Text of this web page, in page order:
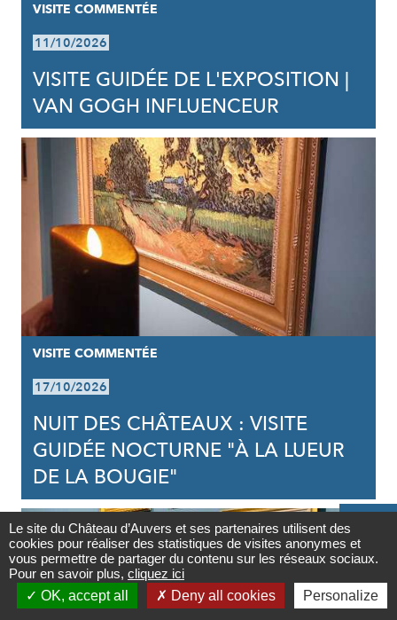
Contact

Newsletter
VISITE COMMENTÉE
11/10/2026
VISITE GUIDÉE DE L'EXPOSITION |
VAN GOGH INFLUENCEUR
VISITE COMMENTÉE
17/10/2026
NUIT DES CHÂTEAUX : VISITE
GUIDÉE NOCTURNE "À LA LUEUR
DE LA BOUGIE"
Le site du Château d’Auvers et ses partenaires utilisent des
cookies pour réaliser des statistiques de visites anonymes et
vous permettre de partager du contenu sur les réseaux sociaux.
Pour en savoir plus, cliquez ici
OK, accept all
Deny all cookies Personalize